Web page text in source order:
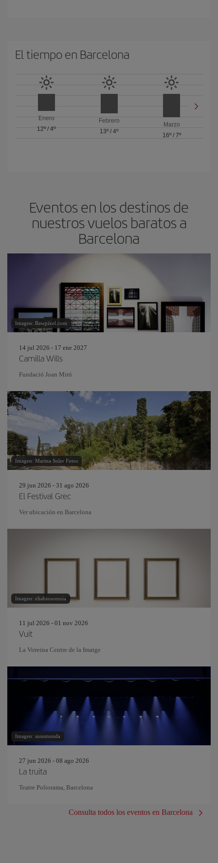
El tiempo en Barcelona
Enero
12º/4º
Febrero
13º / 4º
Marzo
16º/ 7º
Eventos en los destinos de
nuestros vuelos baratos a
Barcelona
Imagen: Rawpixel.com
14 jul 2026 - 17 ene 2027
Camilla Wills
Fundació Joan Miró
Imagen: Marina Soler Fotos
29 jun 2026 - 31 ago 2026
El Festival Grec
Ver ubicación en Barcelona
Imagen: eliahinsomnia
11 jul 2026 - 01 nov 2026
Vuit
La Virreina Centre de la Imatge
Imagen: susumunda
27 jun 2026 - 08 ago 2026
La truita
Teatre Poliorama, Barcelona
Consulta todos los eventos en Barcelona